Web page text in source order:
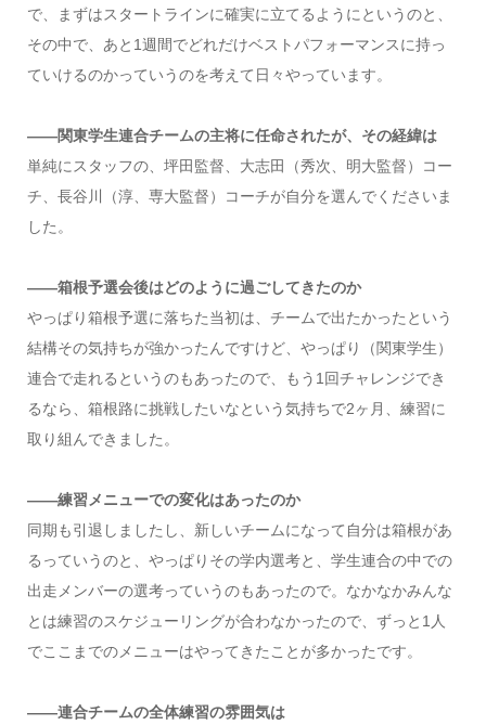
で、まずはスタートラインに確実に立てるようにというのと、
その中で、あと1週間でどれだけベストパフォーマンスに持っ
ていけるのかっていうのを考えて日々やっています。
――関東学生連合チームの主将に任命されたが、その経緯は
単純にスタッフの、坪田監督、大志田（秀次、明大監督）コー
チ、長谷川（淳、専大監督）コーチが自分を選んでくださいま
した。
――箱根予選会後はどのように過ごしてきたのか
やっぱり箱根予選に落ちた当初は、チームで出たかったという
結構その気持ちが強かったんですけど、やっぱり（関東学生）
連合で走れるというのもあったので、もう1回チャレンジでき
るなら、箱根路に挑戦したいなという気持ちで2ヶ月、練習に
取り組んできました。
――練習メニューでの変化はあったのか
同期も引退しましたし、新しいチームになって自分は箱根があ
るっていうのと、やっぱりその学内選考と、学生連合の中での
出走メンバーの選考っていうのもあったので。なかなかみんな
とは練習のスケジューリングが合わなかったので、ずっと1人
でここまでのメニューはやってきたことが多かったです。
――連合チームの全体練習の雰囲気は